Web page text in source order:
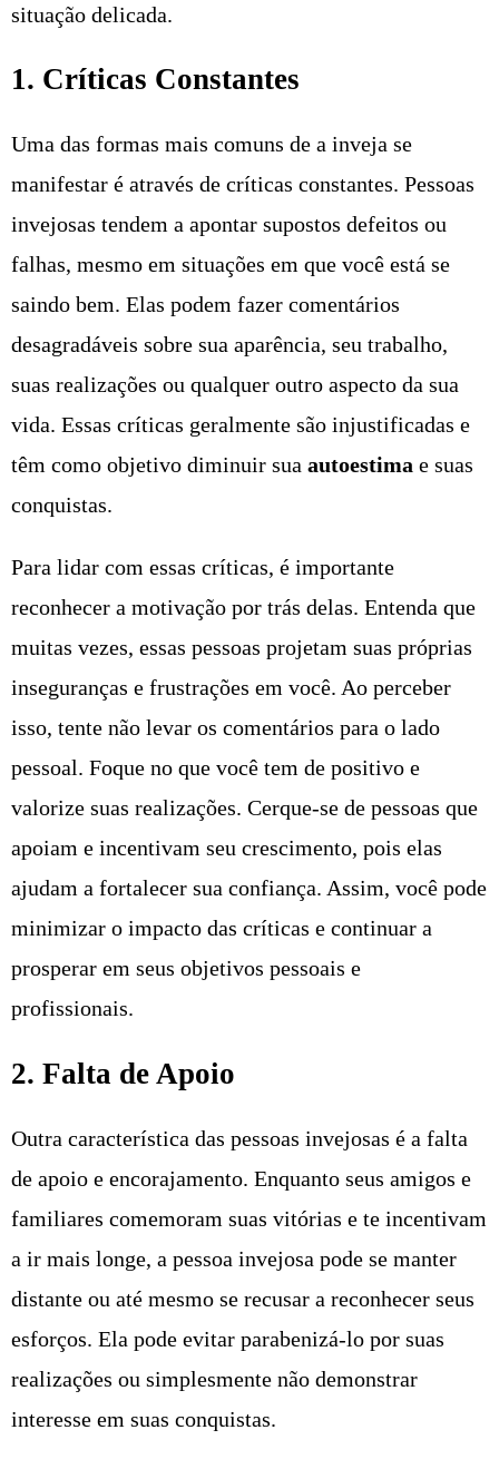
situação delicada.
1. Críticas Constantes
Uma das formas mais comuns de a inveja se
manifestar é através de críticas constantes. Pessoas
invejosas tendem a apontar supostos defeitos ou
falhas, mesmo em situações em que você está se
saindo bem. Elas podem fazer comentários
desagradáveis sobre sua aparência, seu trabalho,
suas realizações ou qualquer outro aspecto da sua
vida. Essas críticas geralmente são injustificadas e
têm como objetivo diminuir sua autoestima e suas
conquistas.
Para lidar com essas críticas, é importante
reconhecer a motivação por trás delas. Entenda que
muitas vezes, essas pessoas projetam suas próprias
inseguranças e frustrações em você. Ao perceber
isso, tente não levar os comentários para o lado
pessoal. Foque no que você tem de positivo e
valorize suas realizações. Cerque-se de pessoas que
apoiam e incentivam seu crescimento, pois elas
ajudam a fortalecer sua confiança. Assim, você pode
minimizar o impacto das críticas e continuar a
prosperar em seus objetivos pessoais e
profissionais.
2. Falta de Apoio
Outra característica das pessoas invejosas é a falta
de apoio e encorajamento. Enquanto seus amigos e
familiares comemoram suas vitórias e te incentivam
a ir mais longe, a pessoa invejosa pode se manter
distante ou até mesmo se recusar a reconhecer seus
esforços. Ela pode evitar parabenizá-lo por suas
realizações ou simplesmente não demonstrar
interesse em suas conquistas.